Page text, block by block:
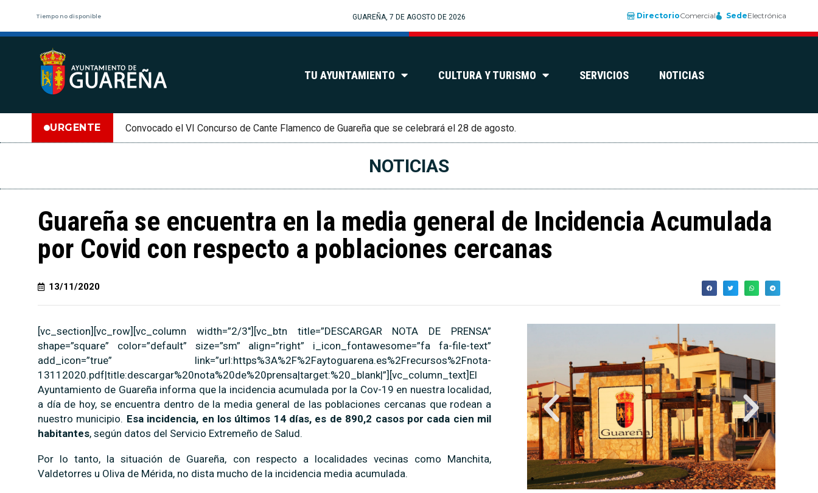
Tiempo no disponible GUAREÑA, 7 DE AGOSTO DE 2026 DirectorioComercial SedeElectrónica
TU AYUNTAMIENTO CULTURA Y TURISMO SERVICIOS NOTICIAS
URGENTE Convocado el VI Concurso de Cante Flamenco de Guareña que se celebrará el 28 de agosto.
NOTICIAS
Guareña se encuentra en la media general de Incidencia Acumulada
por Covid con respecto a poblaciones cercanas
13/11/2020
[vc_section][vc_row][vc_column width=”2/3″][vc_btn title=”DESCARGAR NOTA DE PRENSA”
shape=”square” color=”default” size=”sm” align=”right” i_icon_fontawesome=”fa fa-file-text”
add_icon=”true” link=”url:https%3A%2F%2Faytoguarena.es%2Frecursos%2Fnota-
13112020.pdf|title:descargar%20nota%20de%20prensa|target:%20_blank|”][vc_column_text]El
Ayuntamiento de Guareña informa que la incidencia acumulada por la Cov-19 en nuestra localidad,
a día de hoy, se encuentra dentro de la media general de las poblaciones cercanas que rodean a
nuestro municipio. Esa incidencia, en los últimos 14 días, es de 890,2 casos por cada cien mil
habitantes, según datos del Servicio Extremeño de Salud.
Por lo tanto, la situación de Guareña, con respecto a localidades vecinas como Manchita,
Valdetorres u Oliva de Mérida, no dista mucho de la incidencia media acumulada.